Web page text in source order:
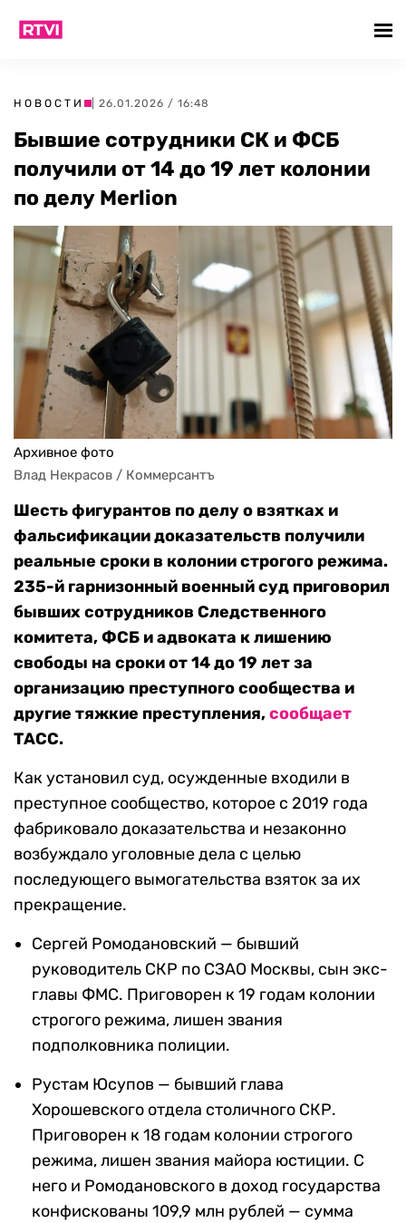
НОВОСТИ | 26.01.2026 / 16:48
Бывшие сотрудники СК и ФСБ
получили от 14 до 19 лет колонии
по делу Merlion
Архивное фото
Влад Некрасов / Коммерсантъ
Шесть фигурантов по делу о взятках и
фальсификации доказательств получили
реальные сроки в колонии строгого режима.
235-й гарнизонный военный суд приговорил
бывших сотрудников Следственного
комитета, ФСБ и адвоката к лишению
свободы на сроки от 14 до 19 лет за
организацию преступного сообщества и
другие тяжкие преступления,сообщает
ТАСС.
Как установил суд, осужденные входили в
преступное сообщество, которое с 2019 года
фабриковало доказательства и незаконно
возбуждало уголовные дела с целью
последующего вымогательства взяток за их
прекращение.
Сергей Ромодановский — бывший
руководитель СКР по СЗАО Москвы, сын экс-
главы ФМС. Приговорен к 19 годам колонии
строгого режима, лишен звания
подполковника полиции.
Рустам Юсупов — бывший глава
Хорошевского отдела столичного СКР.
Приговорен к 18 годам колонии строгого
режима, лишен звания майора юстиции. С
него и Ромодановского в доход государства
конфискованы 109,9 млн рублей — сумма